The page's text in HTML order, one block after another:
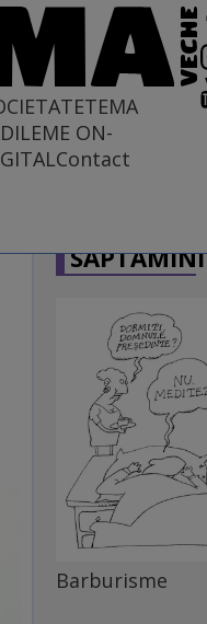
TEMA
DILEME ON-
Contact
Barburisme